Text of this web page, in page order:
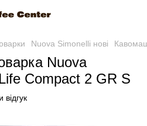
Nuova Simonelli нові
Nuova
Compact 2 GR S
відгук